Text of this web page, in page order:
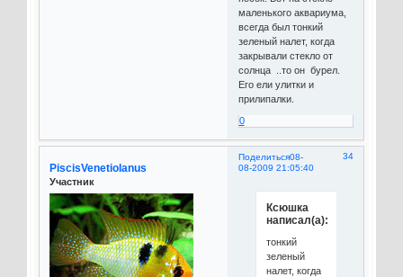
маленького аквариума,
всегда был тонкий
зеленый налет, когда
закрывали стекло от
солнца ..то он бурел.
Его ели улитки и
прилипалки.
0
Поделиться 34
08-
08-2009 21:05:40
PiscisVenetiolanus
Участник
Ксюшка
написал(а):
тонкий
зеленый
налет, когда